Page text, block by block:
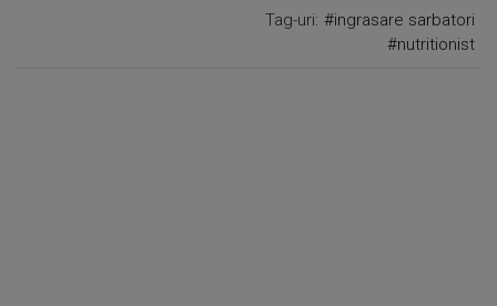
Tag-uri: #ingrasare sarbatori
#nutritionist